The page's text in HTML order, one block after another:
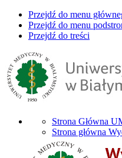
Przejdź do menu
Przejdź do menu
Przejdź do treści
Strona Główna
Strona główna